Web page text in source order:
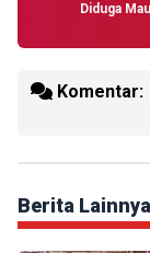
Diduga
Komentar:
Berita Lainnya